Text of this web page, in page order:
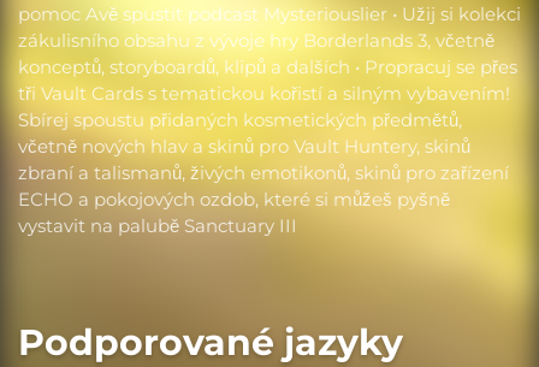
pomoc Avě spustit podcast Mysteriouslier • Užij si kolekci
zákulisního obsahu z vývoje hry Borderlands 3, včetně
konceptů, storyboardů, klipů a dalších • Propracuj se přes
tři Vault Cards s tematickou kořistí a silným vybavením!
Sbírej spoustu přidaných kosmetických předmětů,
včetně nových hlav a skinů pro Vault Huntery, skinů
zbraní a talismanů, živých emotikonů, skinů pro zařízení
ECHO a pokojových ozdob, které si můžeš pyšně
vystavit na palubě Sanctuary III
Podporované jazyky